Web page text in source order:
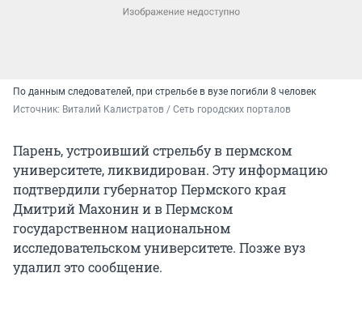
По данным следователей, при стрельбе в вузе погибли 8 человек
Источник: Виталий Калистратов / Сеть городских порталов
Парень, устроивший стрельбу в пермском
университете, ликвидирован. Эту информацию
подтвердили губернатор Пермского края
Дмитрий Махонин и в Пермском
государственном национальном
исследовательском университете. Позже вуз
удалил это сообщение.